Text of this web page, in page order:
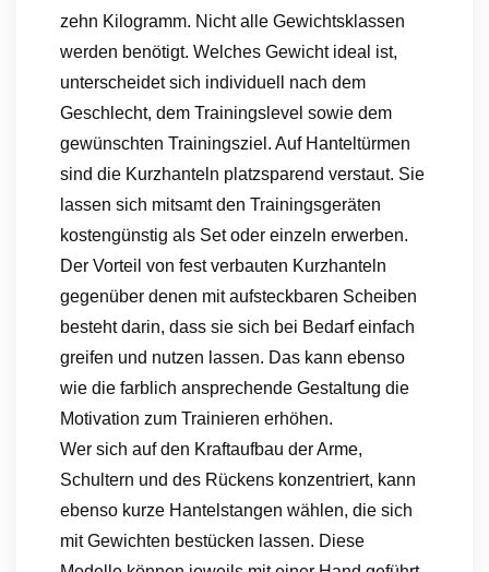
zehn Kilogramm. Nicht alle Gewichtsklassen
werden benötigt. Welches Gewicht ideal ist,
unterscheidet sich individuell nach dem
Geschlecht, dem Trainingslevel sowie dem
gewünschten Trainingsziel. Auf Hanteltürmen
sind die Kurzhanteln platzsparend verstaut. Sie
lassen sich mitsamt den Trainingsgeräten
kostengünstig als Set oder einzeln erwerben.
Der Vorteil von fest verbauten Kurzhanteln
gegenüber denen mit aufsteckbaren Scheiben
besteht darin, dass sie sich bei Bedarf einfach
greifen und nutzen lassen. Das kann ebenso
wie die farblich ansprechende Gestaltung die
Motivation zum Trainieren erhöhen.
Wer sich auf den Kraftaufbau der Arme,
Schultern und des Rückens konzentriert, kann
ebenso kurze Hantelstangen wählen, die sich
mit Gewichten bestücken lassen. Diese